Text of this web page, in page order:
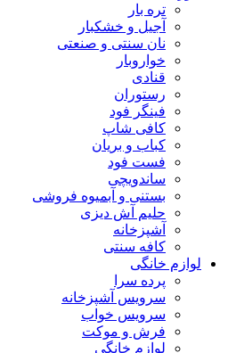
تره بار
آجیل و خشکبار
نان سنتی و صنعتی
خواروبار
قنادی
رستوران
فینگر فود
کافی شاپ
کباب و بریان
فست فود
ساندویچی
بستنی و آبمیوه فروشی
حلیم آش دیزی
آشپزخانه
کافه سنتی
لوازم خانگی
پرده سرا
سرویس آشپزخانه
سرویس خواب
فرش و موکت
لوازم خانگی